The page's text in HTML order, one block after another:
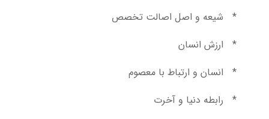
* شیعه و اصل اصالت تخصص
* ارزش انسان
* انسان و ارتباط با معصوم
* رابطه دنیا و آخرت